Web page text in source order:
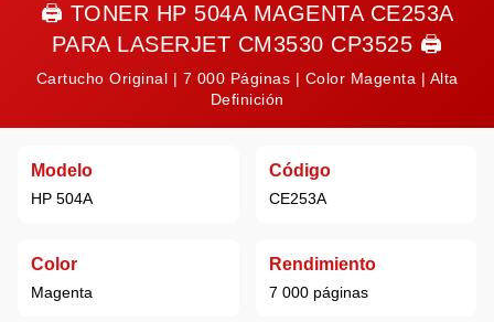
🖨️ TONER HP 504A MAGENTA CE253A
PARA LASERJET CM3530 CP3525 🖨️
Cartucho Original | 7 000 Páginas | Color Magenta | Alta
Definición
Modelo
HP 504A
Código
CE253A
Color
Magenta
Rendimiento
7 000 páginas